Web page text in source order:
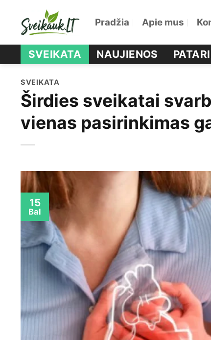
Pradžia Apie mus
SVEIKATA NAUJIENOS
SVEIKATA
Širdies sveikatai
vienas pasirinkimas
15
Bal